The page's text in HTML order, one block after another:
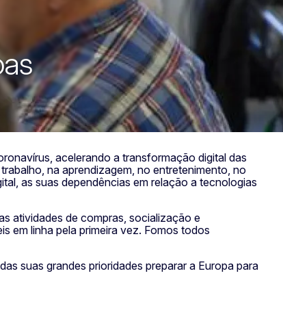
acelerando a transformação digital das
na aprendizagem, no entretenimento, no
as suas dependências em relação a tecnologias
atividades de compras, socialização e
em linha pela primeira vez. Fomos todos
suas grandes prioridades preparar a Europa para